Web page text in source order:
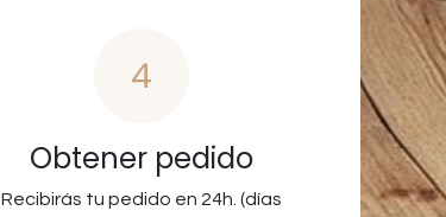
4
Obtener pedido
Recibirás tu pedido en 24h. (días